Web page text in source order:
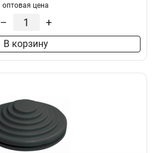
оптовая цена
– +
В корзину